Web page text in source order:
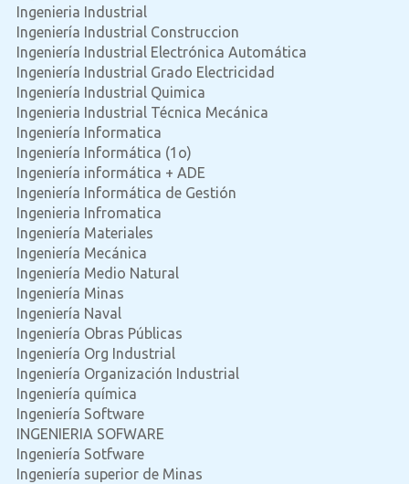
Ingenieria Industrial
Ingeniería Industrial Construccion
Ingeniería Industrial Electrónica Automática
Ingeniería Industrial Grado Electricidad
Ingeniería Industrial Quimica
Ingenieria Industrial Técnica Mecánica
Ingeniería Informatica
Ingeniería Informática (1o)
Ingeniería informática + ADE
Ingeniería Informática de Gestión
Ingenieria Infromatica
Ingeniería Materiales
Ingeniería Mecánica
Ingeniería Medio Natural
Ingeniería Minas
Ingeniería Naval
Ingeniería Obras Públicas
Ingeniería Org Industrial
Ingeniería Organización Industrial
Ingeniería química
Ingeniería Software
INGENIERIA SOFWARE
Ingeniería Sotfware
Ingeniería superior de Minas